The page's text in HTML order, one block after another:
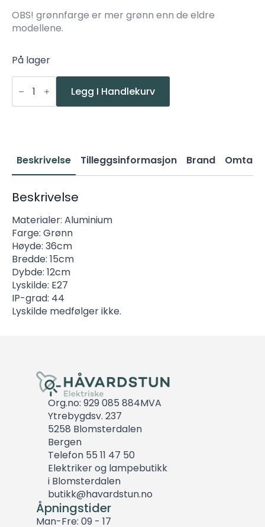
OBS! grønnfarge er mer grønn enn de eldre
modellene.
På lager
Noral
Capri
Grønn
antall
Legg I Handlekurv
Beskrivelse Tilleggsinformasjon Brand
Beskrivelse
Materialer: Aluminium
Farge: Grønn
Høyde: 36cm
Bredde: 15cm
Dybde: 12cm
Lyskilde: E27
IP-grad: 44
Lyskilde medfølger ikke.
Org.no: 929 085 884MVA
Ytrebygdsv. 237
5258 Blomsterdalen
Bergen
Telefon 55 11 47 50
Elektriker og lampebutikk
i Blomsterdalen
butikk@havardstun.no
Åpningstider
Man-Fre: 09 - 17